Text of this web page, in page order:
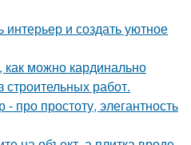
и создать уютное
как можно кардинально
строительных работ.
про простоту, элегантность